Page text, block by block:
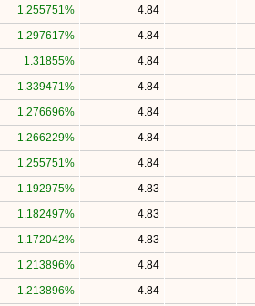
4.84
1.255751%
4.84
1.297617%
4.84
1.31855%
4.84
1.339471%
4.84
1.276696%
4.84
1.266229%
4.84
1.255751%
4.83
1.192975%
4.83
1.182497%
4.83
1.172042%
4.84
1.213896%
4.84
1.213896%